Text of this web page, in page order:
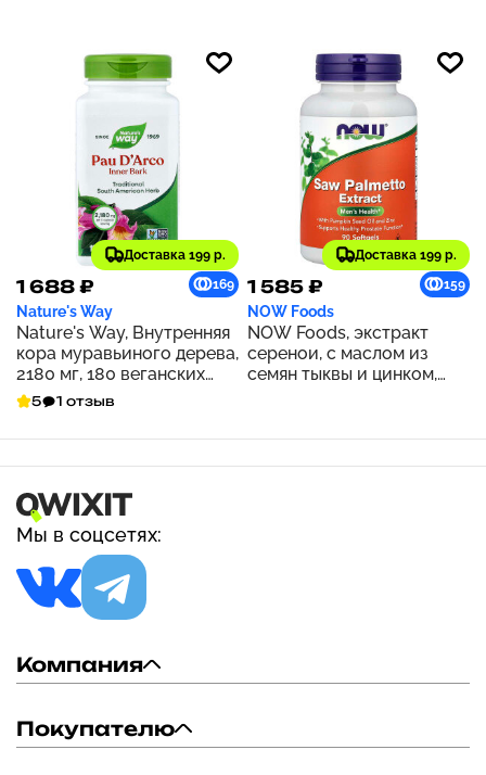
Доставка 199 р.
1 688 ₽ 169
Nature's Way
Nature's Way, Внутренняя
кора муравьиного дерева,
2180 мг, 180 веганских
капсул (545 мг на капсулу)
5 1 отзыв
Доставка 199 р.
1 585 ₽ 159
NOW Foods
NOW Foods, экстракт
серенои, с маслом из
семян тыквы и цинком,
Мы в соцсетях:
Компания
Покупателю